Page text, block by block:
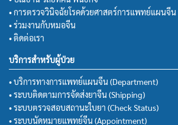
• การตรวจวินิจฉัยโรคด้วยศาสตร์การแพทย์แผนจีน
• ร่วมงานกับหมอจีน
• ติดต่อเรา
บริการสำหรับผู้ป่วย
• บริการทางการแพทย์แผนจีน (Department)
• ระบบติดตามการจัดส่งยาจีน (Shipping)
• ระบบตรวจสอบสถานะใบยา (Check Status)
• ระบบนัดหมายแพทย์จีน (Appointment)